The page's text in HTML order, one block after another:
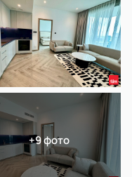
+9 фото